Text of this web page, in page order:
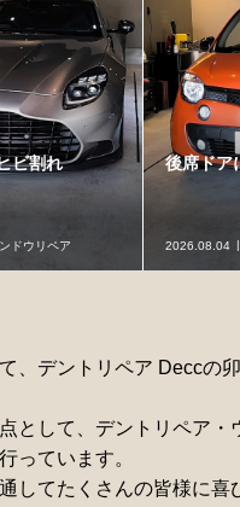
ビ割れ
ドウリペア
後席ドア
2026.08.04
、デントリペア Deccの
として、デントリペア・
っています。
通してたくさんの皆様に喜